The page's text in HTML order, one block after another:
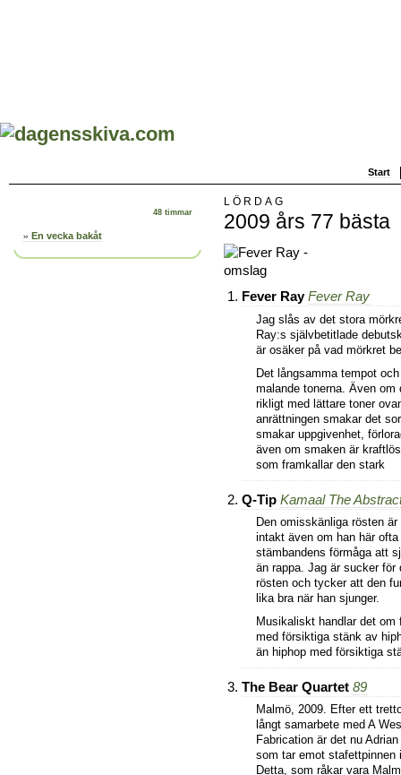
Start
48 timmar
En vecka bakåt
LÖRDAG
2009 års 77 bästa
Fever Ray Fever Ray
Jag slås av det stora
Ray:s självbetitlade
är osäker på vad mörkret
Det långsamma tempot
malande tonerna. Även om
rikligt med lättare toner
anrättningen smakar det
smakar uppgivenhet,
även om smaken är
som framkallar den stark
Q-Tip Kamaal The
Den omisskänliga rösten
intakt även om han här
stämbandens förmåga att
än rappa. Jag är sucker för
rösten och tycker att den
lika bra när han sjunger.
Musikaliskt handlar det om
med försiktiga stänk av
än hiphop med försiktiga
The Bear Quartet 89
Malmö, 2009. Efter ett
långt samarbete med A
Fabrication är det nu
som tar emot
Detta, som råkar vara